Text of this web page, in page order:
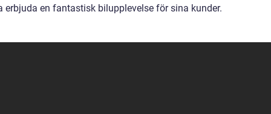
erbjuda en fantastisk bilupplevelse för sina kunder.